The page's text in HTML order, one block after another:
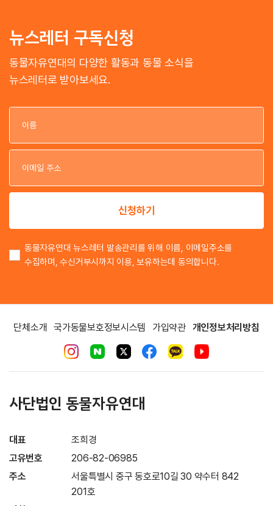
뉴스레터 구독신청
동물자유연대의 다양한 활동과 동물 소식을
뉴스레터로 받아보세요.
이
이
신청하기
동물자유연대 뉴스레터 발송관리를 위해 이름, 이메일주소를
수집하며, 수신거부시까지 이용, 보유하는데 동의합니다.
단체소개 국가동물보호정보시스템 가입약관 개인정보처리방침
사단법인 동물자유연대
대표
조희경
고유번호
206-82-06985
주소
서울특별시 중구 동호로10길 30 약수터 842
201호